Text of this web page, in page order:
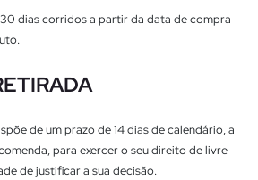
dias corridos a partir da data de compra
de um prazo de 14 dias de calendário, a
para exercer o seu direito de livre
de justificar a sua decisão.